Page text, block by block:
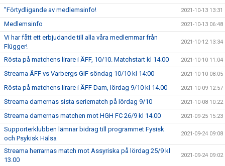
”Förtydligande av medlemsinfo! 2021-10-13 13:31
Medlemsinfo 2021-10-13 06:48
Vi har fått ett erbjudande till alla våra medlemmar från
Flügger!
2021-10-12 13:34
Rösta på matchens lirare i ÄFF, 10/10. Matchstart kl 14.00 2021-10-10 11:04
Streama ÄFF vs Varbergs GIF söndag 10/10 kl 14:00 2021-10-10 08:05
Rösta på matchens lirare i ÄFF Dam, lördag 9/10 kl 14.00 2021-10-09 12:57
Streama damernas sista seriematch på lördag 9/10 2021-10-08 10:22
Streama damernas matchen mot HGH FC 26/9 kl 14.00 2021-09-25 15:23
Supporterklubben lämnar bidrag till programmet Fysisk
och Psykisk Hälsa
2021-09-24 09:08
Streama herrarnas match mot Assyriska på lördag 25/9 kl
13.00
2021-09-24 09:02